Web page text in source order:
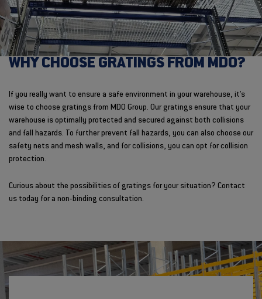
WHY CHOOSE GRATINGS FROM MDO?
If you really want to ensure a safe environment in your warehouse, it's
wise to choose gratings from MDO Group. Our gratings ensure that your
warehouse is optimally protected and secured against both collisions
and fall hazards. To further prevent fall hazards, you can also choose our
safety nets and mesh walls, and for collisions, you can opt for collision
protection.
Curious about the possibilities of gratings for your situation? Contact
us today for a non-binding consultation.